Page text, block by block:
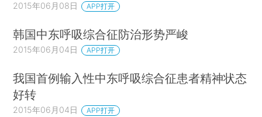
2015年06月08日 APP打开
韩国中东呼吸综合征防治形势严峻
2015年06月04日 APP打开
我国首例输入性中东呼吸综合征患者精神状态
好转
2015年06月04日 APP打开